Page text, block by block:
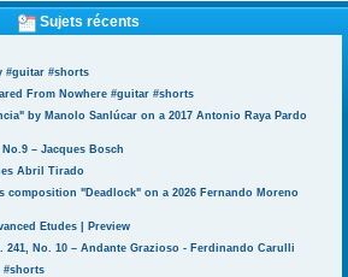
Sujets récents
#guitar #shorts
From Nowhere #guitar #shorts
by Manolo Sanlúcar on a 2017 Antonio Raya Pardo
– Jacques Bosch
Abril Tirado
composition "Deadlock" on a 2026 Fernando Moreno
Etudes | Preview
241, No. 10 – Andante Grazioso - Ferdinando Carulli
#shorts